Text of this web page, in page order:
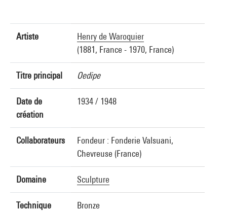
Artiste
Henry de Waroquier
(1881, France - 1970, France)
Titre principal Oedipe
Date de
création
1934 / 1948
Collaborateurs
Fondeur : Fonderie Valsuani,
Chevreuse (France)
Domaine Sculpture
Technique Bronze